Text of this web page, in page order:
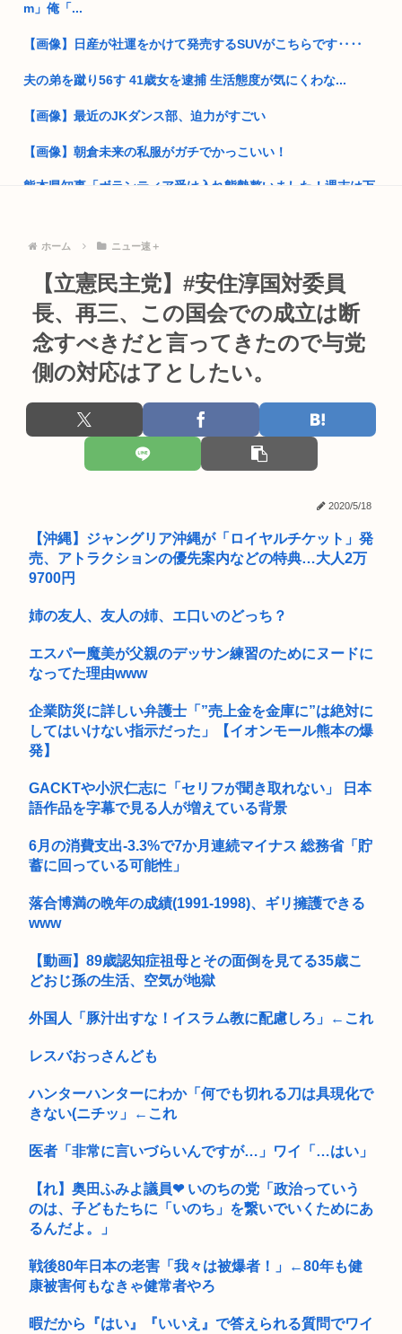
しもじゃ...
【高市】「フキハラのプロ」高市早苗のほっぺたをプクッと膨
遊んで...
高市早苗の消費税減税、93%が「賛成」www
ロシア軍、キエフ州にある物流倉庫総面積の50%以上を破壊し
てしま...
国家情報局のスパイ通報フォーム、マイクロソフト365だった
www
【人類滅亡】テスト中のAIの脱走が相次ぐ。今度は中国AI
高市首相、出張マッサージへ
m」俺「...
【画像】日産が社運をかけて発売するSUVがこちらです‥‥
夫の弟を蹴り56す 41歳女を逮捕 生活態度が気にくわな...
【画像】最近のJKダンス部、迫力がすごい
【画像】朝倉未来の私服がガチでかっこいい！
熊本県知事「ボランティア受け入れ態勢整いました！週末は万
公務員の給与爆裂上げ 大卒総合職の初任給31万6000円 ww...
若槻千夏「あそこの丸亀製麺の水は都内で1番おいしい」「行
ってみて...
【悲報】人助け中の男性を「犯罪ですよ！」と責めた女性、警
察が来た...
東広島市の殺人放火事件 逮捕の「義理のおい」倉本幹太容疑者
【芸能】立川志らく、ヒカルを弟子にしたことへの「談志が泣
【朗報】ワンダンス作者、手描きアニメーションを投稿
⚠WARNING!!⚠生成AIが「新ウイルス」設計 細菌内で増殖...
って行...
さいきん戦争について勉強してるんだけどヤバい事知った
ケツで売れててプロゲーマーと結婚したグラドル、息子の「自
閉スペク...
卒の集...
謝罪「...
ホーム ニュー速＋
【立憲民主党】#安住淳国対委員
長、再三、この国会での成立は断
念すべきだと言ってきたので与党
側の対応は了としたい。
2020/5/18
【沖縄】ジャングリア沖縄が「ロイヤルチケット」発
売、アトラクションの優先案内などの特典…大人2万
9700円
姉の友人、友人の姉、エ口いのどっち？
エスパー魔美が父親のデッサン練習のためにヌードに
なってた理由www
企業防災に詳しい弁護士「”売上金を金庫に”は絶対に
してはいけない指示だった」【イオンモール熊本の爆
発】
GACKTや小沢仁志に「セリフが聞き取れない」 日本
語作品を字幕で見る人が増えている背景
6月の消費支出-3.3%で7か月連続マイナス 総務省「貯
蓄に回っている可能性」
落合博満の晩年の成績(1991-1998)、ギリ擁護できる
www
【動画】89歳認知症祖母とその面倒を見てる35歳こ
どおじ孫の生活、空気が地獄
外国人「豚汁出すな！イスラム教に配慮しろ」←これ
レスバおっさんども
ハンターハンターにわか「何でも切れる刀は具現化で
きない(ニチッ」←これ
医者「非常に言いづらいんですが…」ワイ「…はい」
【れ】奥田ふみよ議員❤‍ いのちの党「政治っていう
のは、子どもたちに「いのち」を繋いでいくためにあ
るんだよ。」
戦後80年日本の老害「我々は被爆者！」←80年も健
康被害何もなきゃ健常者やろ
暇だから『はい』『いいえ』で答えられる質問でワイ